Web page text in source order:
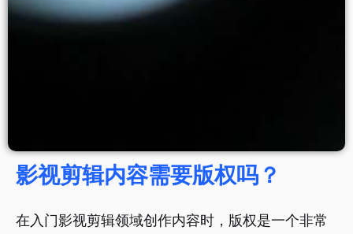
影视剪辑内容需要版权吗？
在入门影视剪辑领域创作内容时，版权是一个非常